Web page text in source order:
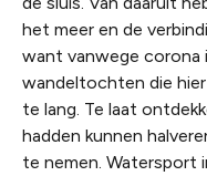
het meer en de
want vanwege corona
wandeltochten die
te lang. Te laat
hadden kunnen
te nemen. Watersport